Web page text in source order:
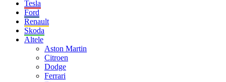
Tesla
Ford
Renault
Skoda
Altele
Aston Martin
Citroen
Dodge
Ferrari